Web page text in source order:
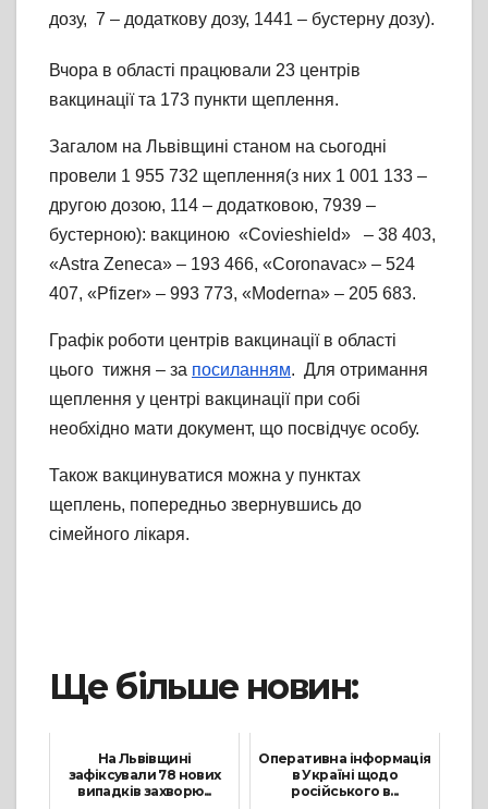
дозу, 7 – додаткову дозу, 1441 – бустерну дозу).
Вчора в області працювали 23 центрів
вакцинації та 173 пункти щеплення.
Загалом на Львівщині станом на сьогодні
провели 1 955 732 щеплення(з них 1 001 133 –
другою дозою, 114 – додатковою, 7939 –
бустерною): вакциною «Covieshield» – 38 403,
«Astra Zeneca» – 193 466, «Coronavac» – 524
407, «Pfizer» – 993 773, «Moderna» – 205 683.
Графік роботи центрів вакцинації в області
цього тижня – за посиланням. Для отримання
щеплення у центрі вакцинації при собі
необхідно мати документ, що посвідчує особу.
Також вакцинуватися можна у пунктах
щеплень, попередньо звернувшись до
сімейного лікаря.
Ще більше новин:
На Львівщині
зафіксували 78 нових
випадків захворю...
Оперативна інформація
в Україні щодо
російського в...